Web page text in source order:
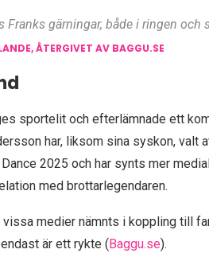
Franks gärningar, både i ringen och
ÅTERGIVET AV BAGGU.SE
sportelit och efterlämnade ett
har, liksom sina syskon,
2025 och har synts mer
med brottarlegendaren.
medier nämnts i koppling till
är ett rykte (Baggu.se).